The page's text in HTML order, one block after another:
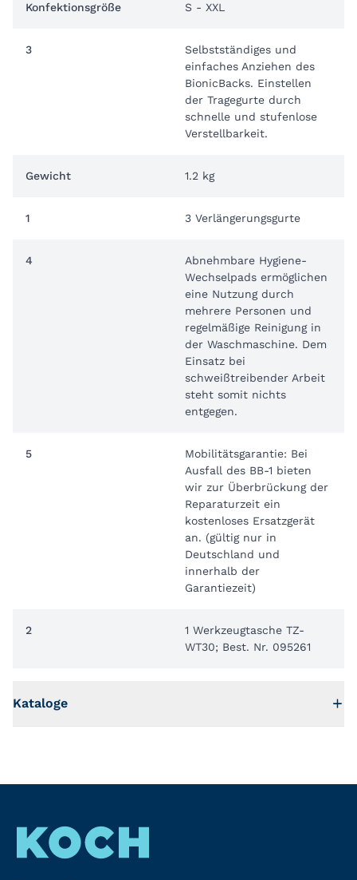
Konfektionsgröße S - XXL
3
Selbstständiges und
einfaches Anziehen des
BionicBacks. Einstellen
der Tragegurte durch
schnelle und stufenlose
Verstellbarkeit.
Gewicht 1.2 kg
1 3 Verlängerungsgurte
4
Abnehmbare Hygiene-
Wechselpads ermöglichen
eine Nutzung durch
mehrere Personen und
regelmäßige Reinigung in
der Waschmaschine. Dem
Einsatz bei
schweißtreibender Arbeit
steht somit nichts
entgegen.
5
Mobilitätsgarantie: Bei
Ausfall des BB-1 bieten
wir zur Überbrückung der
Reparaturzeit ein
kostenloses Ersatzgerät
an. (gültig nur in
Deutschland und
innerhalb der
Garantiezeit)
2
1 Werkzeugtasche TZ-
WT30; Best. Nr. 095261
Kataloge